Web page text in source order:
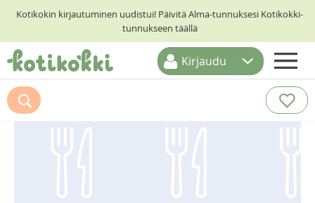
Kotikokin kirjautuminen uudistui! Päivitä Alma-tunnuksesi Kotikokki-
tunnukseen täällä
ETUSIVU
RESEPTIHAKU
Kirjaudu
Suosittelemme myös